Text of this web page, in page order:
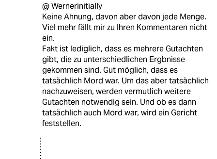
@ Wernerinitially
Keine Ahnung, davon aber davon jede Menge.
Viel mehr fällt mir zu Ihren Kommentaren nicht
ein.
Fakt ist lediglich, dass es mehrere Gutachten
gibt, die zu unterschiedlichen Ergbnisse
gekommen sind. Gut möglich, dass es
tatsächlich Mord war. Um das aber tatsächlich
nachzuweisen, werden vermutlich weitere
Gutachten notwendig sein. Und ob es dann
tatsächlich auch Mord war, wird ein Gericht
feststellen.